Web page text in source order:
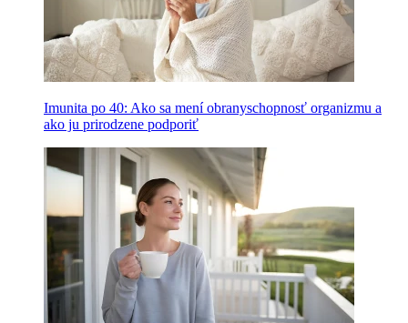
Imunita po 40: Ako sa mení obranyschopnosť organizmu a
ako ju prirodzene podporiť